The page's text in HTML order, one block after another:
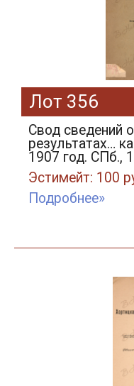
Лот 356
Свод сведений
результатах…
1907 год. СПб.,
Эстимейт: 100
Подробнее»